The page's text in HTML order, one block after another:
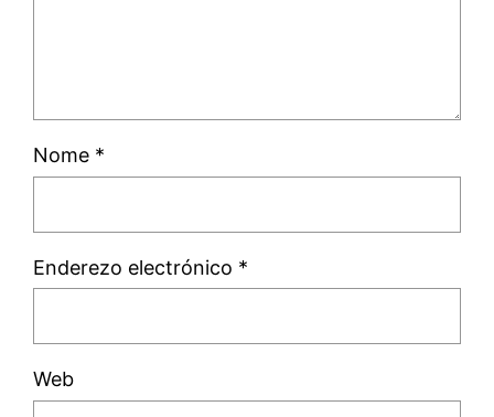
Nome *
Enderezo electrónico *
Web